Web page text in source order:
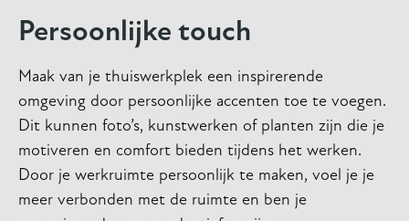
Persoonlijke touch
Maak van je thuiswerkplek een inspirerende
omgeving door persoonlijke accenten toe te voegen.
Dit kunnen foto’s, kunstwerken of planten zijn die je
motiveren en comfort bieden tijdens het werken.
Door je werkruimte persoonlijk te maken, voel je je
meer verbonden met de ruimte en ben je